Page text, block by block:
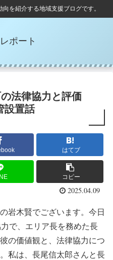
を紹介する地域支援ブログです。
ポート
法律協力と評価
設置話
はてブ
コピー
2025.04.09
岩木賢でございます。今日
で、エリア長を務めた長
の価値観と、法律協力につ
私は、長尾信太郎さんと長